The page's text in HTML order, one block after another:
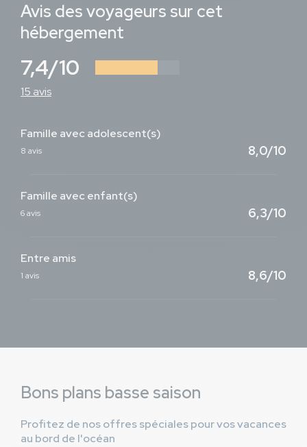
Avis des voyageurs sur cet
hébergement
7,4/10
15 avis
Famille avec adolescent(s)
8 avis 8,0/10
Famille avec enfant(s)
6 avis 6,3/10
Entre amis
1 avis 8,6/10
Bons plans basse saison
Profitez de nos offres spéciales pour vos vacances
au bord de l'océan